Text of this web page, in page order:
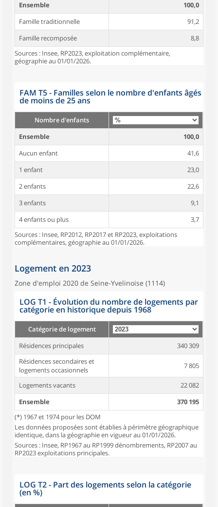
Ensemble
100,0
Famille traditionnelle
91,2
Famille recomposée
8,8
Sources : Insee, RP2023, exploitation complémentaire,
géographie au 01/01/2026.
FAM T5 - Familles selon le nombre d'enfants âgés
de moins de 25 ans
Nombre d'enfants
Ensemble
100,0
Aucun enfant
41,6
1 enfant
23,0
2 enfants
22,6
3 enfants
9,1
4 enfants ou plus
3,7
Sources : Insee, RP2012, RP2017 et RP2023, exploitations
complémentaires, géographie au 01/01/2026.
Logement en 2023
Zone d'emploi 2020 de Seine-Yvelinoise (1114)
LOG T1 - Évolution du nombre de logements par
catégorie en historique depuis 1968
Catégorie de logement
Résidences principales
340 309
Résidences secondaires et
logements occasionnels
7 805
Logements vacants
22 082
Ensemble
370 195
(*) 1967 et 1974 pour les DOM
Les données proposées sont établies à périmètre géographique
identique, dans la géographie en vigueur au 01/01/2026.
Sources : Insee, RP1967 au RP1999 dénombrements, RP2007 au
RP2023 exploitations principales.
LOG T2 - Part des logements selon la catégorie
(en %)